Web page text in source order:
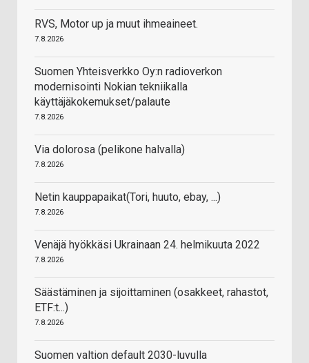
RVS, Motor up ja muut ihmeaineet.
7.8.2026
Suomen Yhteisverkko Oy:n radioverkon
modernisointi Nokian tekniikalla
käyttäjäkokemukset/palaute
7.8.2026
Via dolorosa (pelikone halvalla)
7.8.2026
Netin kauppapaikat(Tori, huuto, ebay, ...)
7.8.2026
Venäjä hyökkäsi Ukrainaan 24. helmikuuta 2022
7.8.2026
Säästäminen ja sijoittaminen (osakkeet, rahastot,
ETF:t...)
7.8.2026
Suomen valtion default 2030-luvulla